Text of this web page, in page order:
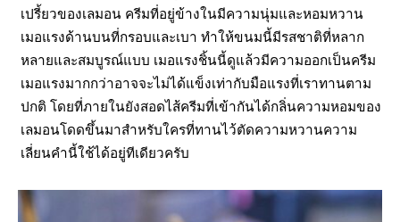
เปรี้ยวของเลมอน ครีมที่อยู่ข้างในมีความนุ่มและหอมหวาน
เมอแรงด้านบนที่กรอบและเบา ทำให้ขนมนี้มีรสชาติที่หลาก
หลายและสมบูรณ์แบบ เมอแรงชิ้นนี้ดูแล้วมีความออกเป็นครีม
เมอแรงมากกว่าอาจจะไม่ได้แข็งเท่ากับมือแรงที่เราทานตาม
ปกติ โดยที่ภายในยังสอดไส้ครีมที่เข้ากันได้กลิ่นความหอมของ
เลมอนโดดขึ้นมาสำหรับใครที่ทานไว้ตัดความหวานความ
เลี่ยนคำนี้ใช้ได้อยู่ทีเดียวครับ